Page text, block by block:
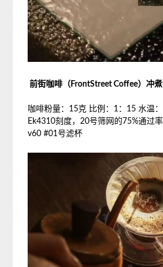
前街咖啡（FrontStreet Coffee）冲
咖啡粉量：15克 比例：1：15 水温
Ek4310刻度，20号筛网的75%通过
v60 #01号滤杯